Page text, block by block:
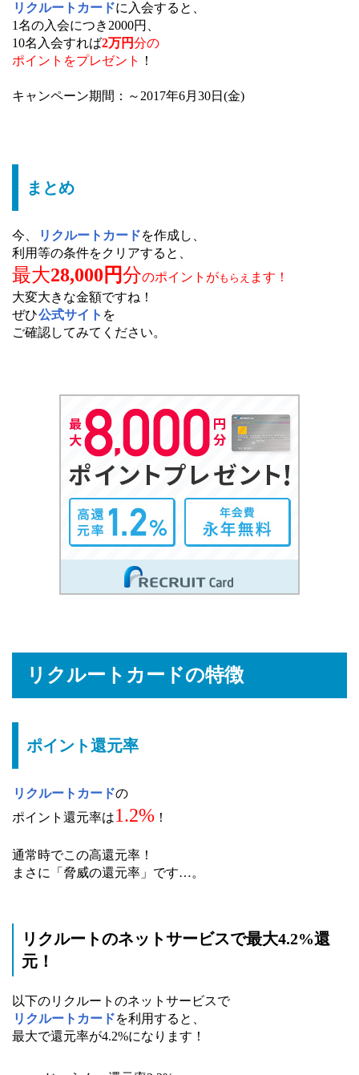
リクルートカードに入会すると、
1名の入会につき2000円、
10名入会すれば2万円分の
ポイントをプレゼント
！
キャンペーン期間：～2017年6月30日(金)
まとめ
今、 リクルートカードを作成し、
利用等の条件をクリアすると、
最大28,000円分のポイントがもらえ ます！
大変大きな金額ですね！
ぜひ公式サイト を
ご確認してみてください。
リクルートカードの特徴
ポイント還元率
リクルートカードの
ポイント還元率は1.2% ！
通常時でこの高還元率！
まさに「脅威の還元率」です…。
リクルートのネットサービスで最大4.2%還
元！
以下のリクルートのネットサービスで
リクルートカードを利用すると、
最大で還元率が4.2%になります！